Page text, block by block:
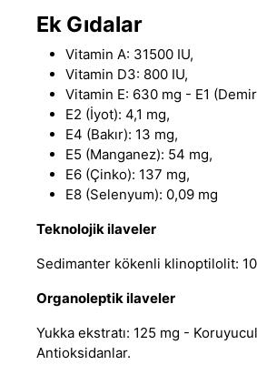
Ek Gıdalar
Vitamin A: 31500 IU,
Vitamin D3: 800 IU,
Vitamin E: 630 mg - E1
E2 (İyot): 4,1 mg,
E4 (Bakır): 13 mg,
E5 (Manganez): 54 mg,
E6 (Çinko): 137 mg,
E8 (Selenyum): 0,09 mg
Teknolojik ilaveler
Sedimanter kökenli klinoptilolit:
Organoleptik ilaveler
Yukka ekstratı: 125 mg -
Antioksidanlar.